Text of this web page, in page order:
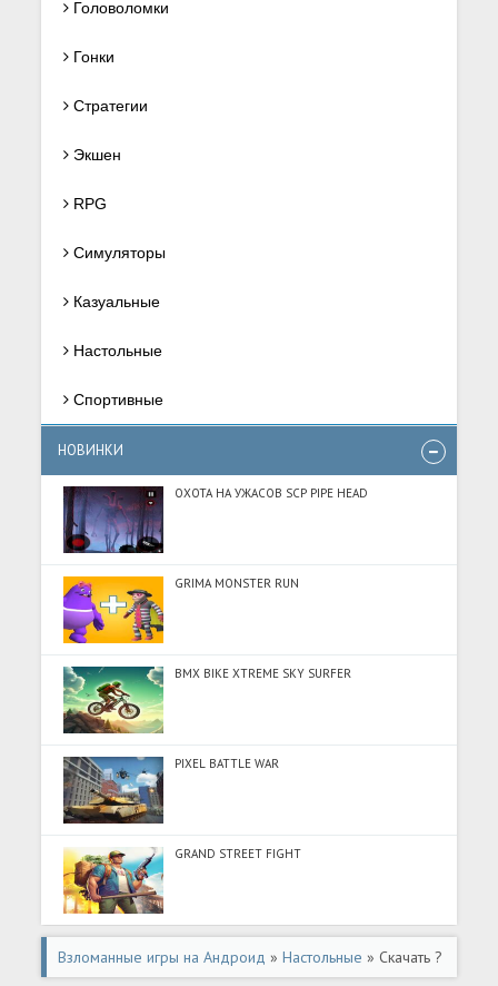
Головоломки
Гонки
Стратегии
Экшен
RPG
Симуляторы
Казуальные
Настольные
Спортивные
НОВИНКИ
ОХОТА НА УЖАСОВ SCP PIPE HEAD
GRIMA MONSTER RUN
BMX BIKE XTREME SKY SURFER
PIXEL BATTLE WAR
GRAND STREET FIGHT
Взломанные игры на Андроид »Настольные » Скачать ?